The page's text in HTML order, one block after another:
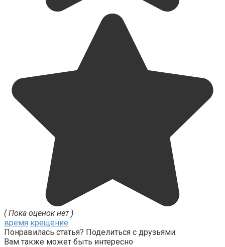
( Пока оценок нет )
время крещение
Понравилась статья? Поделиться с друзьями:
Вам также может быть интересно